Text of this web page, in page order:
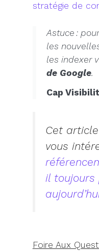
stratégie de
Astuce :
les
les indexer
de Google.
Cap
Cet
vous
il
Foire Aux